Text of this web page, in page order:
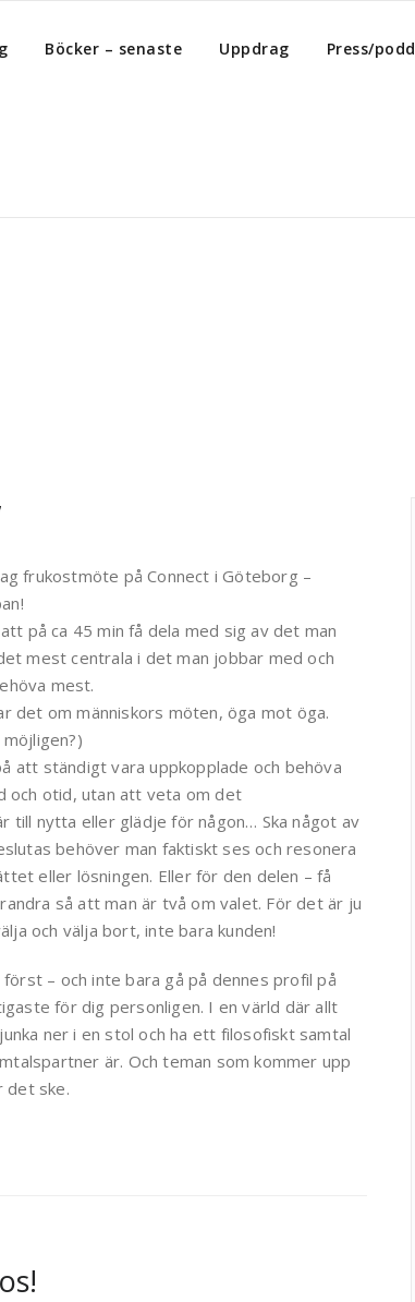
Böcker – senaste Uppdrag Press/podd
frukostmöte på Connect i Göteborg –
på ca 45 min få dela med sig av det man
mest centrala i det man jobbar med och
mest.
det om människors möten, öga mot öga.
att ständigt vara uppkopplade och behöva
och otid, utan att veta om det
till nytta eller glädje för någon… Ska något av
behöver man faktiskt ses och resonera
eller lösningen. Eller för den delen – få
så att man är två om valet. För det är ju
och välja bort, inte bara kunden!
– och inte bara gå på dennes profil på
för dig personligen. I en värld där allt
ner i en stol och ha ett filosofiskt samtal
är. Och teman som kommer upp
det ske.